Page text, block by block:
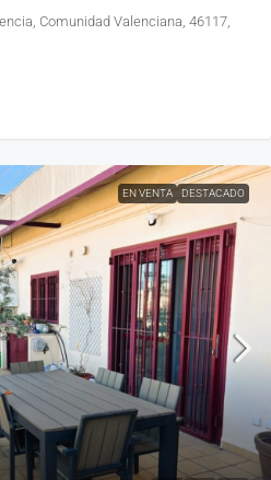
Comunidad Valenciana, 46117,
EN VENTA DESTACADO